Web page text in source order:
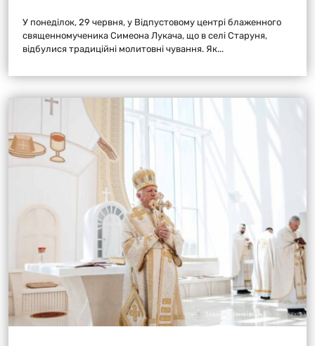
У понеділок, 29 червня, у Відпустовому центрі блаженного
священномученика Симеона Лукача, що в селі Старуня,
відбулися традиційні молитовні чування. Як...